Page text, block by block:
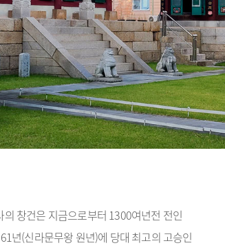
의 창건은 지금으로부터 1300여년전 전인
년(신라문무왕 원년)에 당대 최고의 고승인